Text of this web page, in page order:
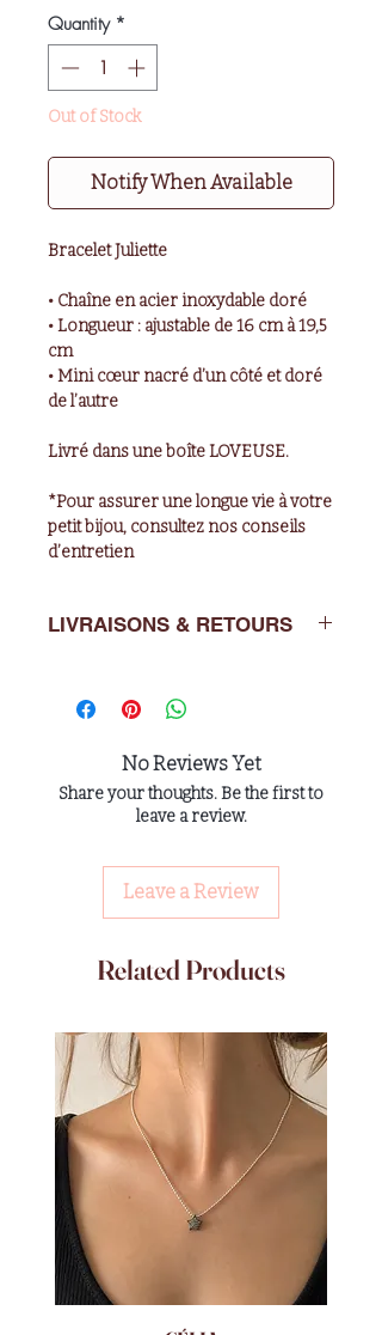
Quantity *
Out of Stock
Notify When Available
Bracelet Juliette
• Chaîne en acier inoxydable doré
• Longueur : ajustable de 16 cm à 19,5
cm
• Mini cœur nacré d’un côté et doré
de l’autre
Livré dans une boîte LOVEUSE.
*Pour assurer une longue vie à votre
petit bijou, consultez nos conseils
d’entretien
LIVRAISONS & RETOURS
Retours : Vous avez un délai de 14
retourner l’article dans son emballage
d’origine à : LOVEUSE
No Reviews Yet
Share your thoughts. Be the first to
leave a review.
Leave a Review
Related Products